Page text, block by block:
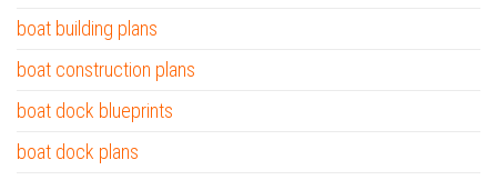
boat building plans
boat construction plans
boat dock blueprints
boat dock plans